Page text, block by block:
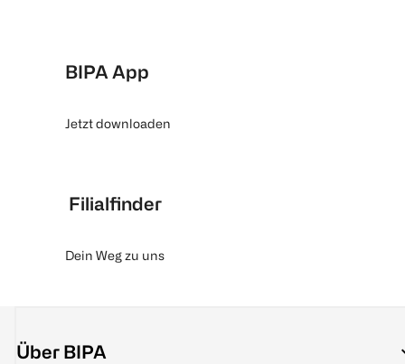
BIPA App
Jetzt downloaden
Filialfinder
Dein Weg zu uns
Über BIPA